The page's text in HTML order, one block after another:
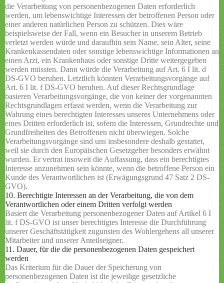
die Verarbeitung von personenbezogenen Daten erforderlich
werden, um lebenswichtige Interessen der betroffenen Person oder
einer anderen natürlichen Person zu schützen. Dies wäre
beispielsweise der Fall, wenn ein Besucher in unserem Betrieb
verletzt werden würde und daraufhin sein Name, sein Alter, seine
Krankenkassendaten oder sonstige lebenswichtige Informationen an
einen Arzt, ein Krankenhaus oder sonstige Dritte weitergegeben
werden müssten. Dann würde die Verarbeitung auf Art. 6 I lit. d
DS-GVO beruhen. Letztlich könnten Verarbeitungsvorgänge auf
Art. 6 I lit. f DS-GVO beruhen. Auf dieser Rechtsgrundlage
basieren Verarbeitungsvorgänge, die von keiner der vorgenannten
Rechtsgrundlagen erfasst werden, wenn die Verarbeitung zur
Wahrung eines berechtigten Interesses unseres Unternehmens oder
eines Dritten erforderlich ist, sofern die Interessen, Grundrechte und
Grundfreiheiten des Betroffenen nicht überwiegen. Solche
Verarbeitungsvorgänge sind uns insbesondere deshalb gestattet,
weil sie durch den Europäischen Gesetzgeber besonders erwähnt
wurden. Er vertrat insoweit die Auffassung, dass ein berechtigtes
Interesse anzunehmen sein könnte, wenn die betroffene Person ein
Kunde des Verantwortlichen ist (Erwägungsgrund 47 Satz 2 DS-
GVO).
10. Berechtigte Interessen an der Verarbeitung, die von dem
Verantwortlichen oder einem Dritten verfolgt werden
Basiert die Verarbeitung personenbezogener Daten auf Artikel 6 I
lit. f DS-GVO ist unser berechtigtes Interesse die Durchführung
unserer Geschäftstätigkeit zugunsten des Wohlergehens all unserer
Mitarbeiter und unserer Anteilseigner.
11. Dauer, für die die personenbezogenen Daten gespeichert
werden
Das Kriterium für die Dauer der Speicherung von
personenbezogenen Daten ist die jeweilige gesetzliche